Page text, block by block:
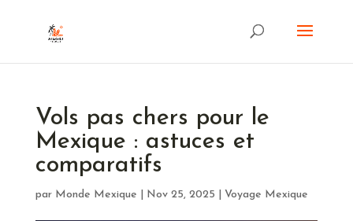
Vols pas chers pour le
Mexique : astuces et
comparatifs
par Monde Mexique Nov 25, 2025 Voyage Mexique